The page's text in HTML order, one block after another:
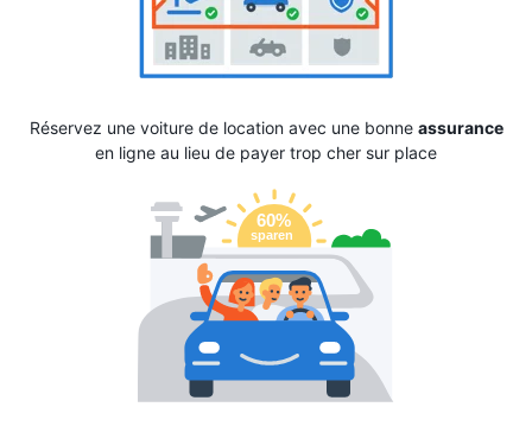
Réservez une voiture de location avec une bonne assurance
en ligne au lieu de payer trop cher sur place